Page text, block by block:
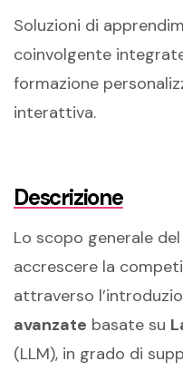
Soluzioni di
coinvolgente
formazione
interattiva.
Descrizione
Lo scopo generale
accrescere la
attraverso
avanzate basate su
(LLM), in grado di